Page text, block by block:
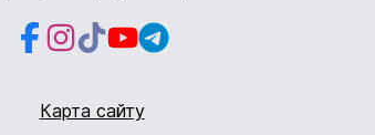
Facebook
Instagram
Instagram
YoutubeTelegram
Карта сайту